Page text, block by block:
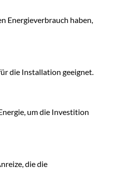
Energieverbrauch haben,
die Installation geeignet.
um die Investition
die die